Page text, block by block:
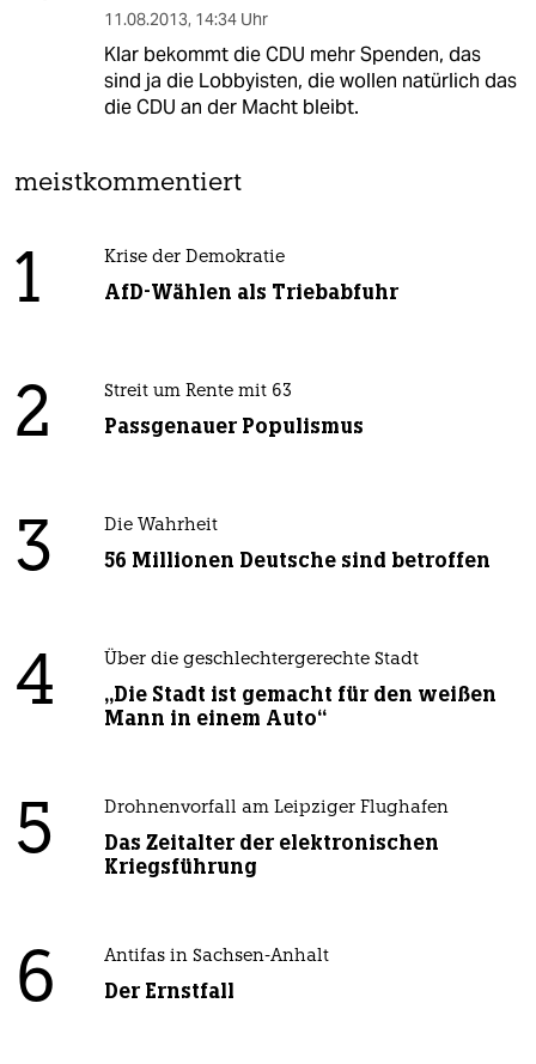
11.08.2013, 14:34 Uhr
Klar bekommt die CDU mehr Spenden, das
sind ja die Lobbyisten, die wollen natürlich das
die CDU an der Macht bleibt.
meistkommentiert
1 Krise der Demokratie
AfD-Wählen als Triebabfuhr
2 Streit um Rente mit 63
Passgenauer Populismus
3 Die Wahrheit
56 Millionen Deutsche sind betroffen
4 Über die geschlechtergerechte Stadt
„Die Stadt ist gemacht für den weißen
Mann in einem Auto“
5 Drohnenvorfall am Leipziger Flughafen
Das Zeitalter der elektronischen
Kriegsführung
6 Antifas in Sachsen-Anhalt
Der Ernstfall